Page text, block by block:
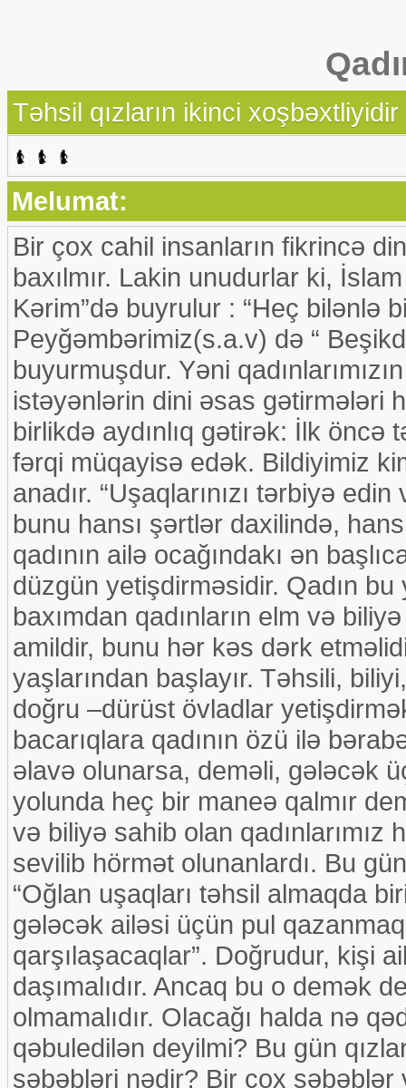
Təhsil qızların ikinci xoşbəxtliyidir
Melumat:
Bir çox cahil insanların fikrincə
baxılmır. Lakin unudurlar ki,
Kərim”də buyrulur : “Heç bilənlə
Peyğəmbərimiz(s.a.v) də “
buyurmuşdur. Yəni
istəyənlərin dini əsas gətirmələri
birlikdə aydınlıq gətirək: İlk öncə
fərqi müqayisə edək. Bildiyimiz
anadır. “Uşaqlarınızı tərbiyə
bunu hansı şərtlər daxilində,
qadının ailə ocağındakı ən
düzgün yetişdirməsidir. Qadın bu
baxımdan qadınların elm və
amildir, bunu hər kəs dərk
yaşlarından başlayır. Təhsili,
doğru –dürüst övladlar
bacarıqlara qadının özü ilə
əlavə olunarsa, deməli, gələcək
yolunda heç bir maneə qalmır
və biliyə sahib olan
sevilib hörmət olunanlardı. Bu
“Oğlan uşaqları təhsil almaqda
gələcək ailəsi üçün pul
qarşılaşacaqlar”. Doğrudur, kişi
daşımalıdır. Ancaq bu o demək
olmamalıdır. Olacağı halda nə
qəbuledilən deyilmi? Bu gün
səbəbləri nədir? Bir çox